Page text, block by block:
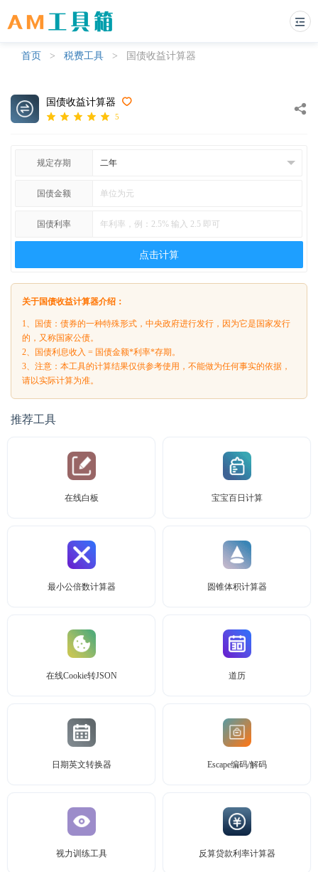
首页 > 税费工具 > 国债收益计算器
国债收益计算器
5
规定存期
国债金额
国债利率
点击计算
关于国债收益计算器介绍：
1、国债：债券的一种特殊形式，中央政府进行发行，因为它是国家发行
的，又称国家公债。
2、国债利息收入 = 国债金额*利率*存期。
3、注意：本工具的计算结果仅供参考使用，不能做为任何事实的依据，
请以实际计算为准。
推荐工具
在线白板 宝宝百日计算
最小公倍数计算器 圆锥体积计算器
在线Cookie转JSON 道历
日期英文转换器 Escape编码/解码
视力训练工具 反算贷款利率计算器